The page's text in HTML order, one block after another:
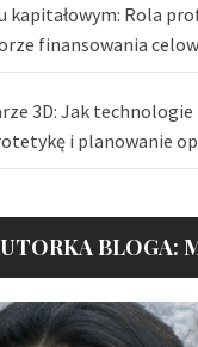
kapitałowym: Rola
finansowania
3D: Jak
i planowanie
BLOGA: